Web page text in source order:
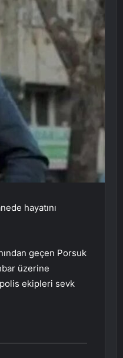
hayatını
geçen Porsuk
üzerine
ekipleri sevk